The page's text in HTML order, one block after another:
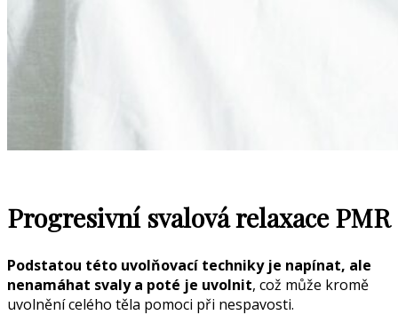
Progresivní svalová relaxace PMR
Podstatou této uvolňovací techniky je napínat, ale
nenamáhat svaly a poté je uvolnit, což může kromě
uvolnění celého těla pomoci při nespavosti.